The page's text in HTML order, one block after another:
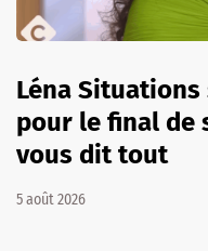
Léna Situations
pour le final de
vous dit tout
5 août 2026